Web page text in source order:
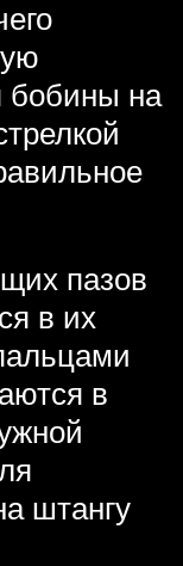
бобины на
пазов
в их
в
штангу